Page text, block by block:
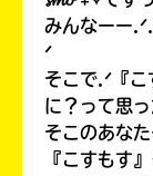
みんなーー
ᐟ
そこで.ᐟ『
に？って思
そこのあな
『こすもす